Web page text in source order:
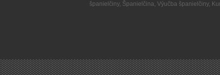
španielčiny, Španielčina, Výučba španielčiny,